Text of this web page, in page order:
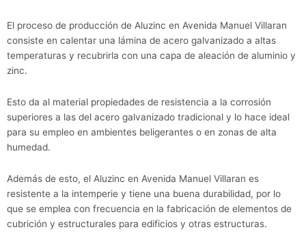
El proceso de producción de Aluzinc en Avenida Manuel Villaran
consiste en calentar una lámina de acero galvanizado a altas
temperaturas y recubrirla con una capa de aleación de aluminio y
zinc.
Esto da al material propiedades de resistencia a la corrosión
superiores a las del acero galvanizado tradicional y lo hace ideal
para su empleo en ambientes beligerantes o en zonas de alta
humedad.
Además de esto, el Aluzinc en Avenida Manuel Villaran es
resistente a la intemperie y tiene una buena durabilidad, por lo
que se emplea con frecuencia en la fabricación de elementos de
cubrición y estructurales para edificios y otras estructuras.